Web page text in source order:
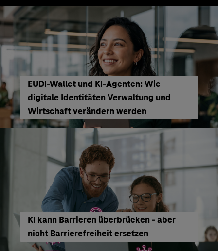
EUDI-Wallet und KI-Agenten: Wie
digitale Identitäten Verwaltung und
Wirtschaft verändern werden
KI kann Barrieren überbrücken - aber
nicht Barrierefreiheit ersetzen